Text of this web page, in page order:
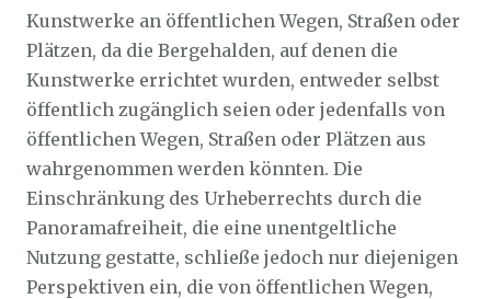
Kunstwerke an öffentlichen Wegen, Straßen oder
Plätzen, da die Bergehalden, auf denen die
Kunstwerke errichtet wurden, entweder selbst
öffentlich zugänglich seien oder jedenfalls von
öffentlichen Wegen, Straßen oder Plätzen aus
wahrgenommen werden könnten. Die
Einschränkung des Urheberrechts durch die
Panoramafreiheit, die eine unentgeltliche
Nutzung gestatte, schließe jedoch nur diejenigen
Perspektiven ein, die von öffentlichen Wegen,